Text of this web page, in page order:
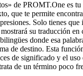
de PROMT.One es tu
que te permite
Solo tienes
su traducción en
donde esa
de destino. Esta
de significado y el uso
de un término poco